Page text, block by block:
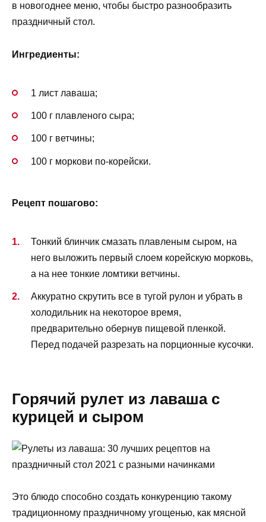
в новогоднее меню, чтобы быстро разнообразить
праздничный стол.
Ингредиенты:
1 лист лаваша;
100 г плавленого сыра;
100 г ветчины;
100 г моркови по-корейски.
Рецепт пошагово:
Тонкий блинчик смазать плавленым сыром, на
него выложить первый слоем корейскую морковь,
а на нее тонкие ломтики ветчины.
Аккуратно скрутить все в тугой рулон и убрать в
холодильник на некоторое время,
предварительно обернув пищевой пленкой.
Перед подачей разрезать на порционные кусочки.
Горячий рулет из лаваша с
курицей и сыром
Это блюдо способно создать конкуренцию такому
традиционному праздничному угощенью, как мясной